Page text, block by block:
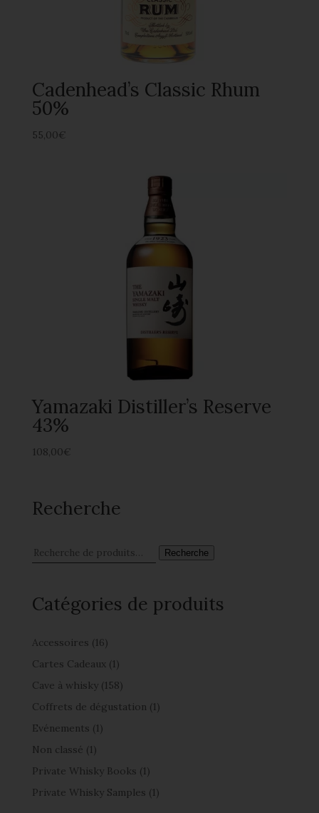
Cadenhead’s Classic Rhum
50%
55,00€
Yamazaki Distiller’s Reserve
43%
108,00€
Recherche
Recherche
Catégories de produits
Accessoires (16)
Cartes Cadeaux (1)
Cave à whisky (158)
Coffrets de dégustation (1)
Evénements (1)
Non classé (1)
Private Whisky Books (1)
Private Whisky Samples (1)